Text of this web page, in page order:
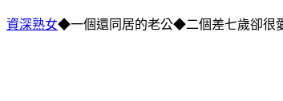
資深熟女◆一個還同居的老公◆二個差七歲卻